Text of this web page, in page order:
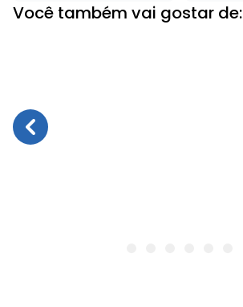
Você também vai gostar de: